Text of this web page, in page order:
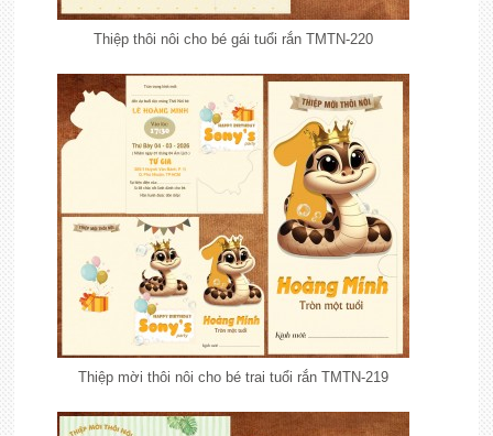
Thiệp thôi nôi cho bé gái tuổi rắn TMTN-220
Thiệp mời thôi nôi cho bé trai tuổi rắn TMTN-219